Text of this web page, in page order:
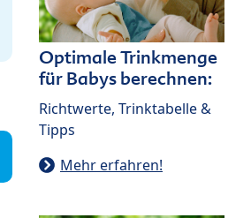
Optimale Trinkmenge
für Babys berechnen:
Richtwerte, Trinktabelle &
Tipps
Mehr erfahren!